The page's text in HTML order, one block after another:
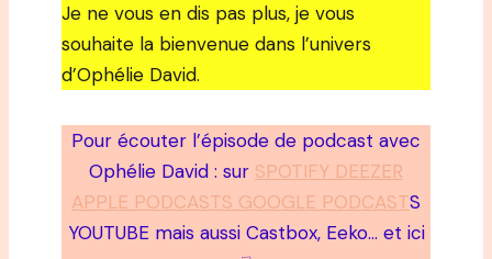
Je ne vous en dis pas plus, je vous
souhaite la bienvenue dans l’univers
d’Ophélie David.
Pour écouter l’épisode de podcast avec
Ophélie David : sur SPOTIFY DEEZER
APPLE PODCASTS GOOGLE PODCASTS
YOUTUBE mais aussi Castbox, Eeko… et ici